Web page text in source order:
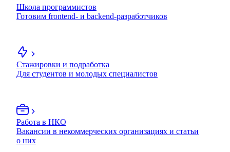
Школа программистов
Готовим frontend- и backend-разработчиков
Стажировки и подработка
Для студентов и молодых специалистов
Работа в НКО
Вакансии в некоммерческих организациях и статьи
о них